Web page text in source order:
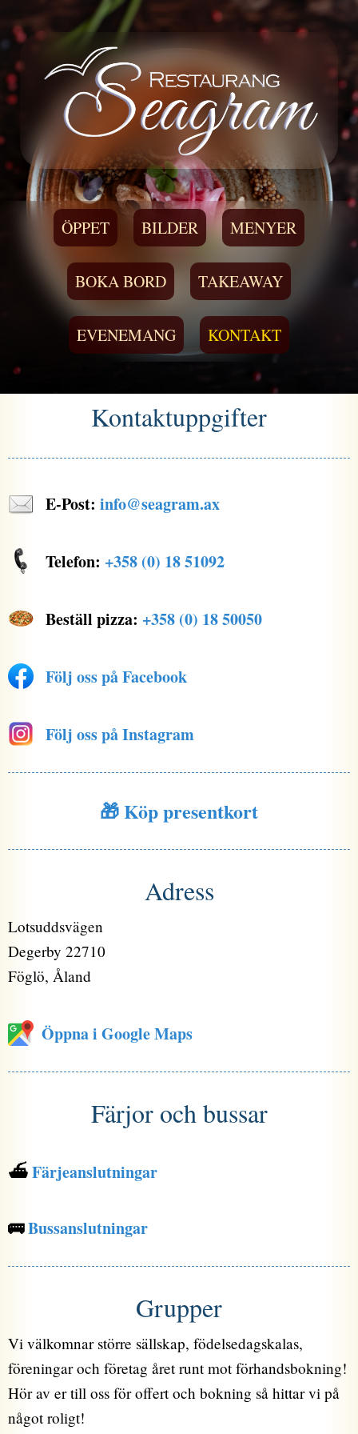
ÖPPET BILDER MENYER
BOKA BORD TAKEAWAY
EVENEMANG KONTAKT
Kontaktuppgifter
E-Post: info@seagram.ax
Telefon: +358 (0) 18 51092
Beställ pizza: +358 (0) 18 50050
Följ oss på Facebook
Följ oss på Instagram
🎁 Köp presentkort
Adress
Lotsuddsvägen
Degerby 22710
Föglö, Åland
Öppna i Google Maps
Färjor och bussar
⛴️Färjeanslutningar
🚌Bussanslutningar
Grupper
Vi välkomnar större sällskap, födelsedagskalas,
föreningar och företag året runt mot förhandsbokning!
Hör av er till oss för offert och bokning så hittar vi på
något roligt!